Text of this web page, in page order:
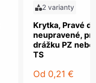
2 varianty
Krytka, Pravé
neupravené,
drážku PZ
TS
Od 0,21 €